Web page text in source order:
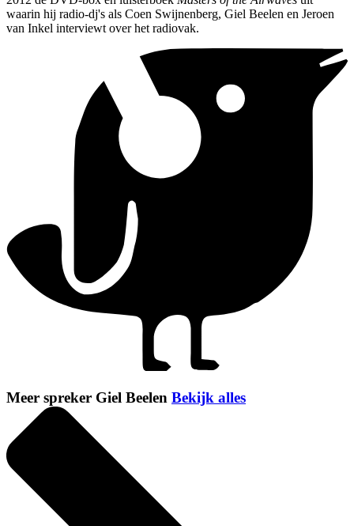
waarin hij radio-dj's als Coen Swijnenberg, Giel Beelen en Jeroen
van Inkel interviewt over het radiovak.
Meer spreker Giel Beelen Bekijk alles